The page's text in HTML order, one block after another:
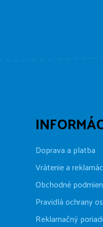
Doprava a platba
Vrátenie a
Obchodné
Pravidlá ochrany
Reklamačný